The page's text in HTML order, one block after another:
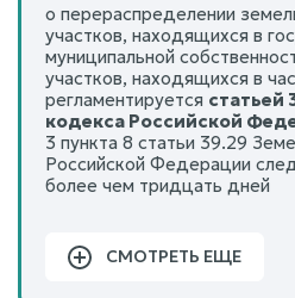
о перераспределении
участков, находящихся в
муниципальной
участков, находящихся в
регламентируется статьей
кодекса Российской
3 пункта 8 статьи 39.29
Российской Федерации
более чем тридцать дней
СМОТРЕТЬ ЕЩЕ